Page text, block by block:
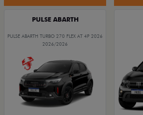
PULSE ABARTH
PULSE ABARTH TURBO 270 FLEX AT 4P 2026
2026/2026